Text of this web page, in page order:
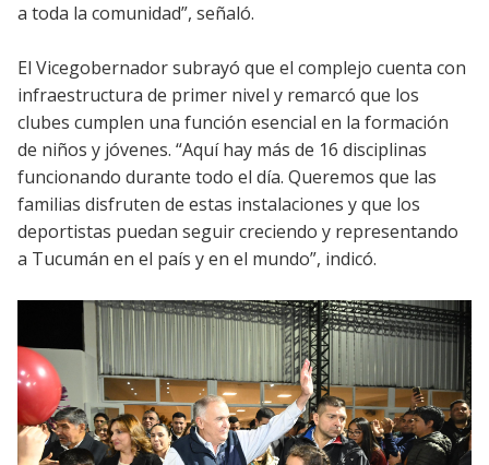
a toda la comunidad”, señaló.
El Vicegobernador subrayó que el complejo cuenta con
infraestructura de primer nivel y remarcó que los
clubes cumplen una función esencial en la formación
de niños y jóvenes. “Aquí hay más de 16 disciplinas
funcionando durante todo el día. Queremos que las
familias disfruten de estas instalaciones y que los
deportistas puedan seguir creciendo y representando
a Tucumán en el país y en el mundo”, indicó.